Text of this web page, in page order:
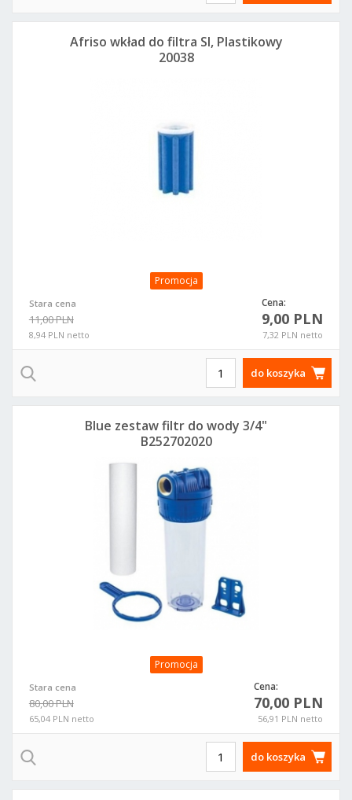
Promocja
Stara cena
11,00 PLN
8,94 PLN netto
Cena:
9,00 PLN
7,32 PLN netto
Afriso wkład do filtra SI, Plastikowy
20038
do koszyka
Promocja
Stara cena
80,00 PLN
65,04 PLN netto
Cena:
70,00 PLN
56,91 PLN netto
Blue zestaw filtr do wody 3/4"
B252702020
do koszyka